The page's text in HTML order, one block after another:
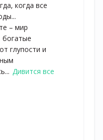
когда все
– мир
богатые
глупости и
Дивится все